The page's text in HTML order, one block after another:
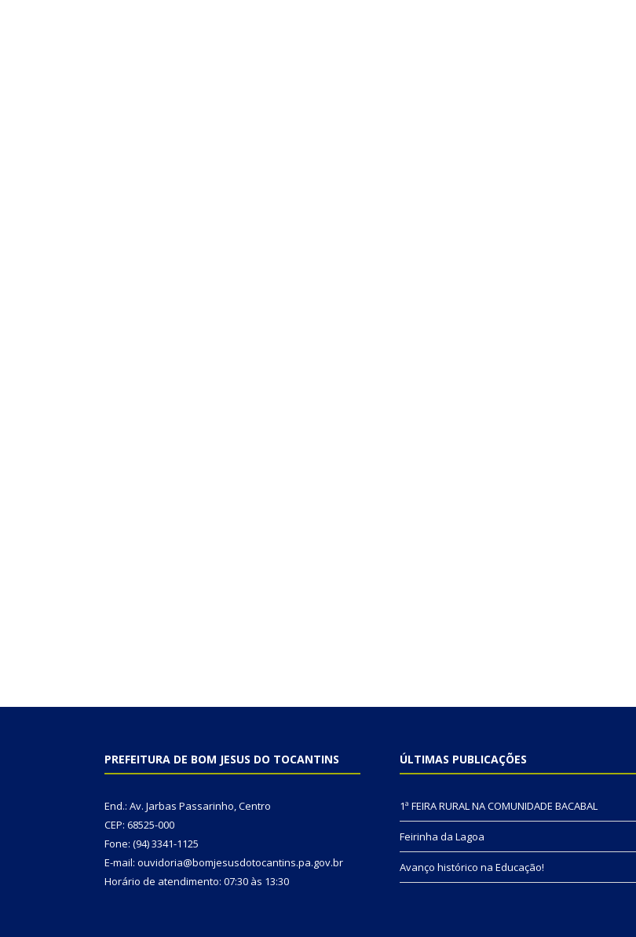
PREFEITURA DE BOM JESUS DO TOCANTINS
End.: Av. Jarbas Passarinho, Centro
CEP: 68525-000
Fone: (94) 3341-1125
E-mail: ouvidoria@bomjesusdotocantins.pa.gov.br
Horário de atendimento: 07:30 às 13:30
ÚLTIMAS PUBLICAÇÕES
1ª FEIRA RURAL NA COMUNIDADE BACABAL
Feirinha da Lagoa
Avanço histórico na Educação!